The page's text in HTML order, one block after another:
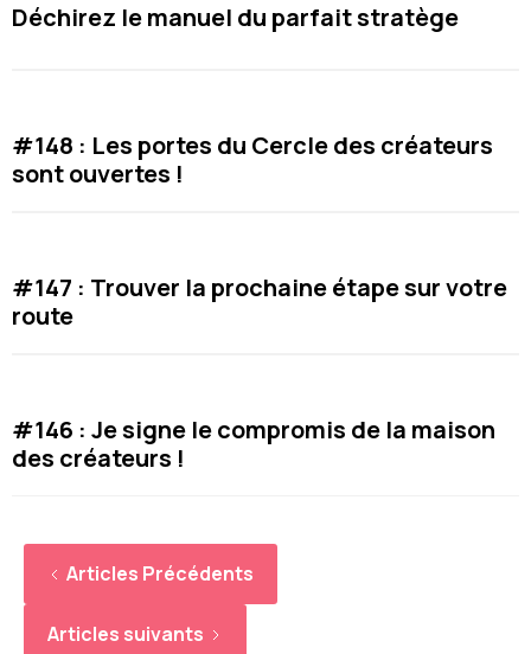
Déchirez le manuel du parfait stratège
#148 : Les portes du Cercle des créateurs
sont ouvertes !
#147 : Trouver la prochaine étape sur votre
route
#146 : Je signe le compromis de la maison
des créateurs !
Articles Précédents
Articles suivants